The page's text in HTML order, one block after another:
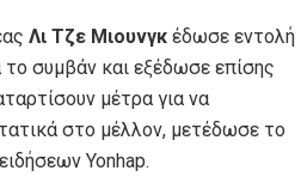
Λι Τζε Μιουνγκ έδωσε εντολή
το συμβάν και εξέδωσε επίσης
μέτρα για να
στο μέλλον, μετέδωσε το
Yonhap.